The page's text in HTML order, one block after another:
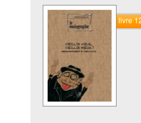
Commander le livre